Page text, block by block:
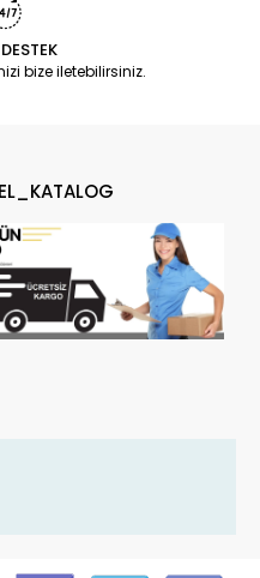
bize iletebilirsiniz.